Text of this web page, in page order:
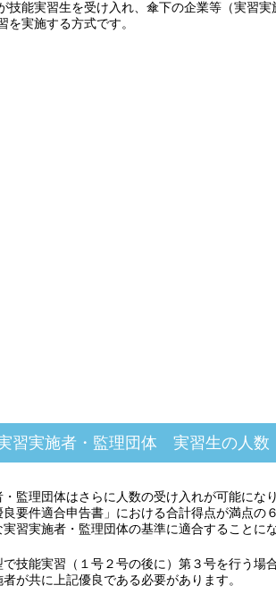
技能実習生を受け入れ、傘下の企業等（実習実
を実施する方式です。
な実習実施者・監理団体 実習生の人数
監理団体はさらに人数の受け入れが可能になり
要件適合申告書」における合計得点が満点の
習実施者・監理団体の基準に適合することに
で技能実習（１号２号の後に）第３号を行う場
が共に上記優良である必要があります。